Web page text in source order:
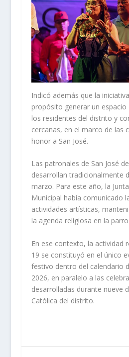
Indicó además que la
propósito generar un
los residentes del distrito y
cercanas, en el marco de las
honor a San José.
Las patronales de San José
desarrollan tradicionalmente
marzo. Para este año, la
Municipal había comunicado
actividades artísticas,
la agenda religiosa en la
En ese contexto, la actividad
19 se constituyó en el único
festivo dentro del calendario
2026, en paralelo a las
desarrolladas durante nueve
Católica del distrito.